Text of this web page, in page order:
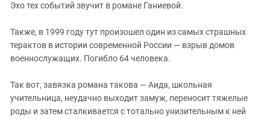
Эхо тех событий звучит в романе Ганиевой.
Также, в 1999 году тут произошел один из самых страшных
терактов в истории современной России — взрыв домов
военнослужащих. Погибло 64 человека.
Так вот, завязка романа такова — Аида, школьная
учительница, неудачно выходит замуж, переносит тяжелые
роды и затем сталкивается с тотально унизительным к ней